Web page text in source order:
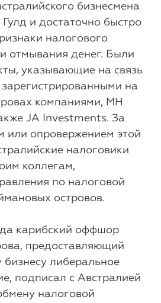
бизнесмена
и достаточно быстро
налогового
отмывания денег. Были
указывающие на связь
зарегистрированными на
компаниями, MH
JA Investments. За
или опровержением этой
налоговики
коллегам,
по налоговой
островов.
карибский оффшор
предоставляющий
бизнесу либеральное
подписал с Австралией
налоговой